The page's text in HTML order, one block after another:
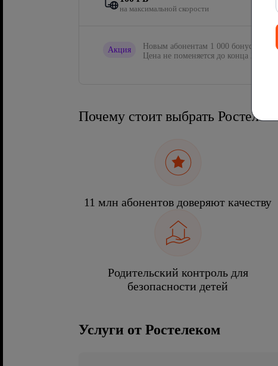
на максимальной скорости
Акция
Новым абонентам 1 000 бонусов в
Цена не поменяется до конца 2027
Почему стоит выбрать
11 млн абонентов доверяют качеству
Родительский контроль для
безопасности детей
Услуги от Ростелеком